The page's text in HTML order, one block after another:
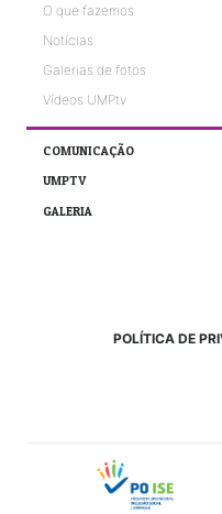
O que fazemos
Notícias
Galerias de fotos
Vídeos UMPtv
COMUNICAÇÃO
UMPTV
GALERIA
POLÍTICA DE